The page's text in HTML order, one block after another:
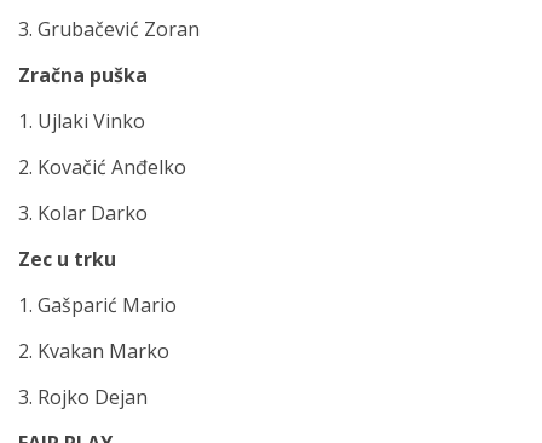
3. Grubačević Zoran
Zračna puška
1. Ujlaki Vinko
2. Kovačić Anđelko
3. Kolar Darko
Zec u trku
1. Gašparić Mario
2. Kvakan Marko
3. Rojko Dejan